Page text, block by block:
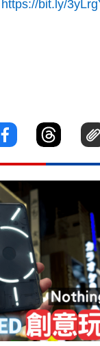
https://bit.ly/